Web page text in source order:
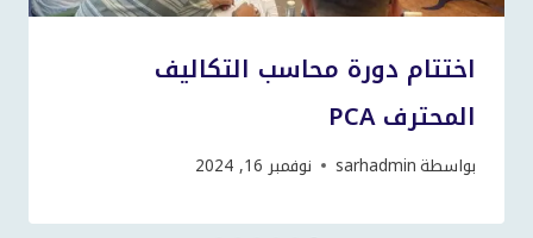
اختتام دورة محاسب التكاليف
المحترف PCA
بواسطةsarhadmin نوفمبر 16, 2024